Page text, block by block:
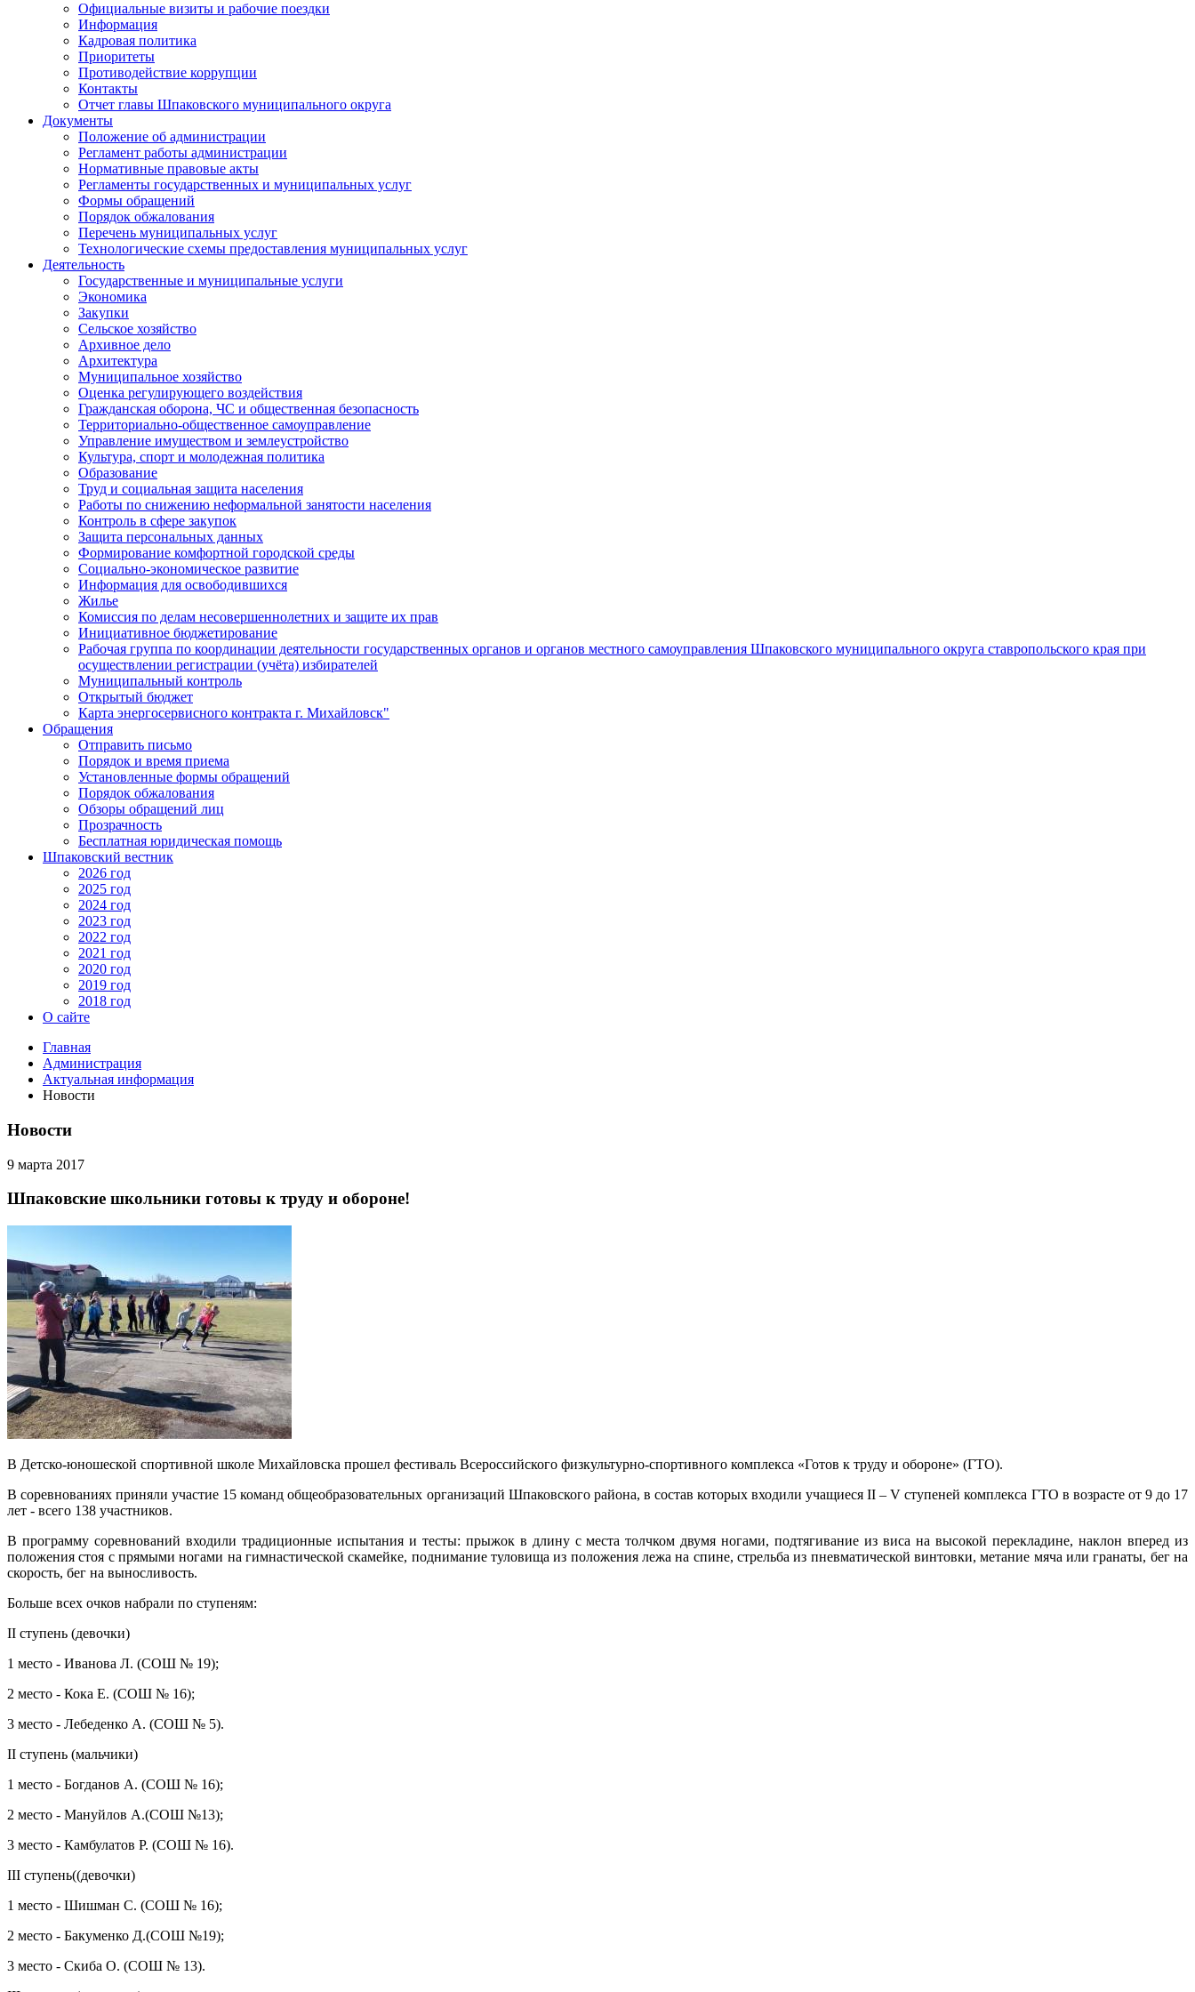
Официальные визиты и рабочие поездки
Информация
Кадровая политика
Приоритеты
Противодействие коррупции
Контакты
Отчет главы Шпаковского муниципального округа
Документы
Положение об администрации
Регламент работы администрации
Нормативные правовые акты
Регламенты государственных и муниципальных услуг
Формы обращений
Порядок обжалования
Перечень муниципальных услуг
Технологические схемы предоставления муниципальных услуг
Деятельность
Государственные и муниципальные услуги
Экономика
Закупки
Сельское хозяйство
Архивное дело
Архитектура
Муниципальное хозяйство
Оценка регулирующего воздействия
Гражданская оборона, ЧС и общественная безопасность
Территориально-общественное самоуправление
Управление имуществом и землеустройство
Культура, спорт и молодежная политика
Образование
Труд и социальная защита населения
Работы по снижению неформальной занятости населения
Контроль в сфере закупок
Защита персональных данных
Формирование комфортной городской среды
Социально-экономическое развитие
Информация для освободившихся
Жилье
Комиссия по делам несовершеннолетних и защите их прав
Инициативное бюджетирование
Рабочая группа по координации деятельности государственных органов и органов местного самоуправления Шпаковского муниципального округа ставропольского края при
осуществлении регистрации (учёта) избирателей
Муниципальный контроль
Открытый бюджет
Карта энергосервисного контракта г. Михайловск"
Обращения
Отправить письмо
Порядок и время приема
Установленные формы обращений
Порядок обжалования
Обзоры обращений лиц
Прозрачность
Бесплатная юридическая помощь
Шпаковский вестник
2026 год
2025 год
2024 год
2023 год
2022 год
2021 год
2020 год
2019 год
2018 год
О сайте
Главная
Администрация
Актуальная информация
Новости
Новости
9 марта 2017
Шпаковские школьники готовы к труду и обороне!
В Детско-юношеской спортивной школе Михайловска прошел фестиваль Всероссийского физкультурно-спортивного комплекса «Готов к труду и обороне» (ГТО).
В соревнованиях приняли участие 15 команд общеобразовательных организаций Шпаковского района, в состав которых входили учащиеся II – V ступеней комплекса ГТО в возрасте от 9 до 17
лет - всего 138 участников.
В программу соревнований входили традиционные испытания и тесты: прыжок в длину с места толчком двумя ногами, подтягивание из виса на высокой перекладине, наклон вперед из
положения стоя с прямыми ногами на гимнастической скамейке, поднимание туловища из положения лежа на спине, стрельба из пневматической винтовки, метание мяча или гранаты, бег на
скорость, бег на выносливость.
Больше всех очков набрали по ступеням:
II ступень (девочки)
1 место - Иванова Л. (СОШ № 19);
2 место - Кока Е. (СОШ № 16);
3 место - Лебеденко А. (СОШ № 5).
II ступень (мальчики)
1 место - Богданов А. (СОШ № 16);
2 место - Мануйлов А.(СОШ №13);
3 место - Камбулатов Р. (СОШ № 16).
III ступень((девочки)
1 место - Шишман С. (СОШ № 16);
2 место - Бакуменко Д.(СОШ №19);
3 место - Скиба О. (СОШ № 13).